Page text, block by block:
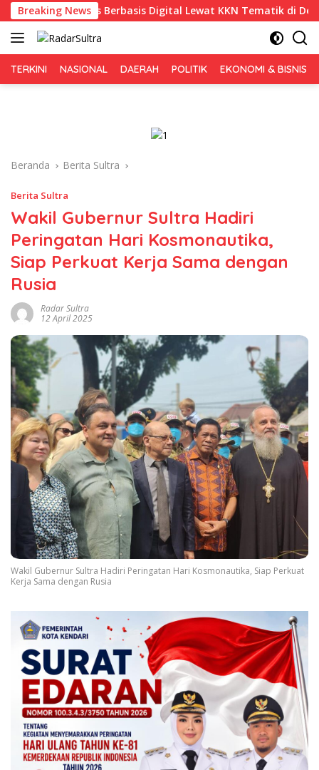
Langsung
ke
konten
Breaking News
Berbasis Digital Lewat KKN Tematik di Desa Alebo
TERKINI NASIONAL DAERAH POLITIK EKONOMI & BISNIS
Beranda Berita Sultra
Berita Sultra
Wakil Gubernur Sultra Hadiri
Peringatan Hari Kosmonautika,
Siap Perkuat Kerja Sama dengan
Rusia
Radar Sultra
12 April 2025
Wakil Gubernur Sultra Hadiri Peringatan Hari Kosmonautika, Siap Perkuat
Kerja Sama dengan Rusia